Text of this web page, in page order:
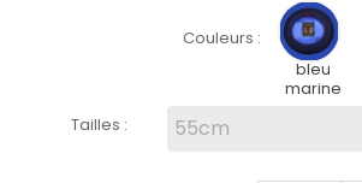
Couleurs :
bleu
marine
Tailles :